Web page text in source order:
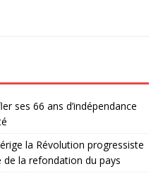
ses 66 ans d’indépendance
la Révolution progressiste
la refondation du pays